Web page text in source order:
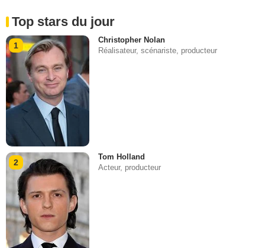
Top stars du jour
1
Christopher Nolan
Réalisateur, scénariste, producteur
2
Tom Holland
Acteur, producteur